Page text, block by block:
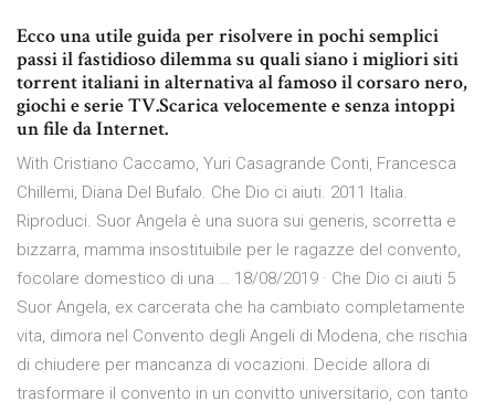
Ecco una utile guida per risolvere in pochi semplici
passi il fastidioso dilemma su quali siano i migliori siti
torrent italiani in alternativa al famoso il corsaro nero,
giochi e serie TV.Scarica velocemente e senza intoppi
un file da Internet.
With Cristiano Caccamo, Yuri Casagrande Conti, Francesca
Chillemi, Diana Del Bufalo. Che Dio ci aiuti. 2011 Italia.
Riproduci. Suor Angela è una suora sui generis, scorretta e
bizzarra, mamma insostituibile per le ragazze del convento,
focolare domestico di una … 18/08/2019 · Che Dio ci aiuti 5
Suor Angela, ex carcerata che ha cambiato completamente
vita, dimora nel Convento degli Angeli di Modena, che rischia
di chiudere per mancanza di vocazioni. Decide allora di
trasformare il convento in un convitto universitario, con tanto